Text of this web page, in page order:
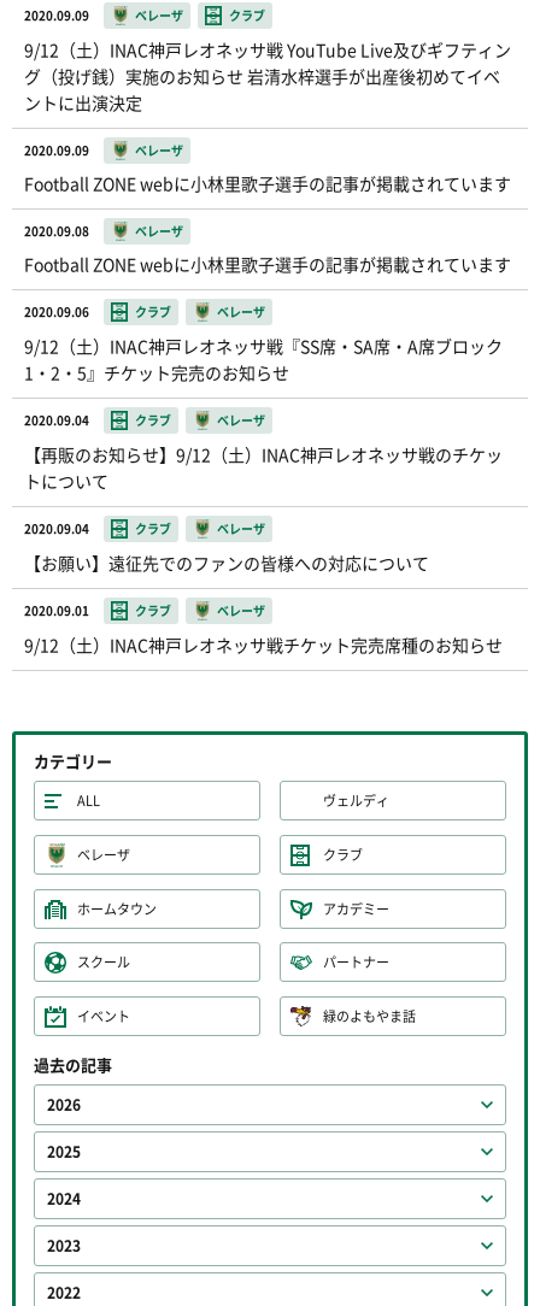
2020.09.09 ベレーザ クラブ
9/12（土）INAC神戸レオネッサ戦 YouTube Live及びギフティン
グ（投げ銭）実施のお知らせ 岩清水梓選手が出産後初めてイベ
ントに出演決定
2020.09.09 ベレーザ
Football ZONE webに小林里歌子選手の記事が掲載されています
2020.09.08 ベレーザ
Football ZONE webに小林里歌子選手の記事が掲載されています
2020.09.06 クラブ ベレーザ
9/12（土）INAC神戸レオネッサ戦『SS席・SA席・A席ブロック
1・2・5』チケット完売のお知らせ
2020.09.04 クラブ ベレーザ
【再販のお知らせ】9/12（土）INAC神戸レオネッサ戦のチケッ
トについて
2020.09.04 クラブ ベレーザ
【お願い】遠征先でのファンの皆様への対応について
2020.09.01 クラブ ベレーザ
9/12（土）INAC神戸レオネッサ戦チケット完売席種のお知らせ
カテゴリー
ALL ヴェルディ
ベレーザ クラブ
ホームタウン アカデミー
スクール パートナー
イベント 緑のよもやま話
過去の記事
2026
2025
2024
2023
2022